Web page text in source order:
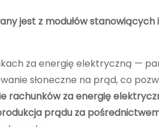
jest z modułów
za energię elektryczną —
słoneczne na prąd, co
rachunków za energię
prądu za